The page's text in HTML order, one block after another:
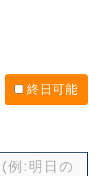
終日可能